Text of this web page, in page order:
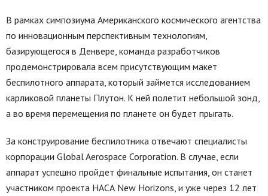
В рамках симпозиума Американского космического агентства
по инновационным перспективным технологиям,
базирующегося в Денвере, команда разработчиков
продемонстрировала всем присутствующим макет
беспилотного аппарата, который займется исследованием
карликовой планеты Плутон. К ней полетит небольшой зонд,
а во время перемещения по планете он будет прыгать.
За конструирование беспилотника отвечают специалисты
корпорации Global Aerospace Corporation. В случае, если
аппарат успешно пройдет финальные испытания, он станет
участником проекта НАСА New Horizons, и уже через 12 лет